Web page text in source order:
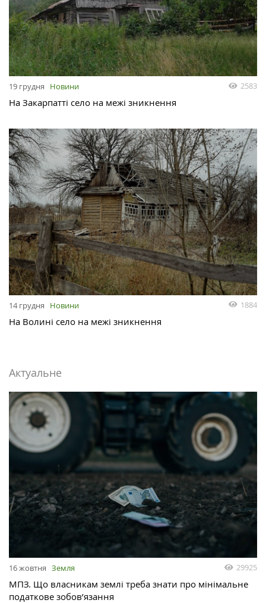
19 грудня Новини 2583
На Закарпатті село на межі зникнення
14 грудня Новини 1884
На Волині село на межі зникнення
Актуальне
16 жовтня Земля 29925
МПЗ. Що власникам землі треба знати про мінімальне
податкове зобов’язання